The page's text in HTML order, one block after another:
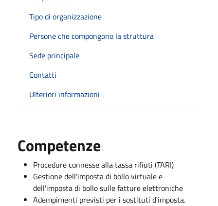
Tipo di organizzazione
Persone che compongono la struttura
Sede principale
Contatti
Ulteriori informazioni
Competenze
Procedure connesse alla tassa rifiuti (TARI)
Gestione dell'imposta di bollo virtuale e
dell'imposta di bollo sulle fatture elettroniche
Adempimenti previsti per i sostituti d'imposta.